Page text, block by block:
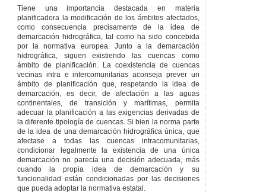
suministradoras
deberán imputar, en
sus tarifas, como
mínimo los costes de
inversión,
mantenimiento y
explotación de su red
de abastecimiento y
saneamiento en alta a
más tardar el 31 de
diciembre de 2007.
DISPOSICIONES
TRANSITORIAS
Primera– Se
mantendrá la actual
composición del
Consejo del Agua,
prevista en el Decreto
33/2003, hasta tanto
Tiene una importancia destacada en materia
planificadora la modificación de los ámbitos afectados,
como consecuencia precisamente de la idea de
demarcación hidrográfica, tal como ha sido concebida
por la normativa europea. Junto a la demarcación
hidrográfica, siguen existiendo las cuencas como
ámbito de planificación. La coexistencia de cuencas
vecinas intra e intercomunitarias aconseja prever un
ámbito de planificación que, respetando la idea de
demarcación, es decir, de afectación a las aguas
continentales, de transición y marítimas, permita
adecuar la planificación a las exigencias derivadas de
la diferente tipología de cuencas. Si bien la norma parte
de la idea de una demarcación hidrográfica única, que
afectase a todas las cuencas intracomunitarias,
condicionar legalmente la existencia de una única
demarcación no parecía una decisión adecuada, más
cuando la propia idea de demarcación y su
funcionalidad están condicionadas por las decisiones
que pueda adoptar la normativa estatal.